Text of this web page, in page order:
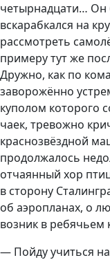
четырнадцати… Он
вскарабкался на
рассмотреть
примеру тут же
Дружно, как по
заворожённо
куполом которого
чаек, тревожно
краснозвёздной
продолжалось
отчаянный хор
в сторону
об аэропланах, о
возник в ребячьем
— Пойду учиться